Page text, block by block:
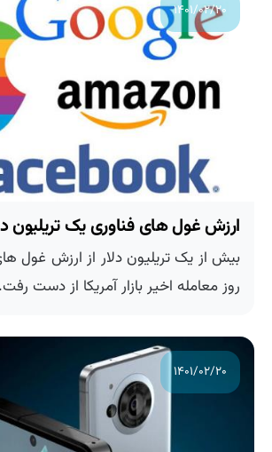
۱۴۰۱/۰۲/۲۰
ارزش غول های فناوری یک تریلیون
بیش از یک تریلیون دلار از ارزش غول
روز معامله اخیر بازار آمریکا از دست رفت.
۱۴۰۱/۰۲/۲۰